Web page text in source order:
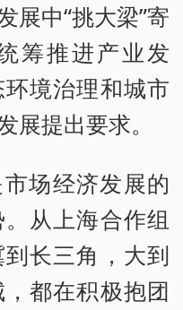
展中“挑大梁”寄
筹推进产业发
境治理和城市
展提出要求。
场经济发展的
从上海合作组
长三角，大到
都在积极抱团